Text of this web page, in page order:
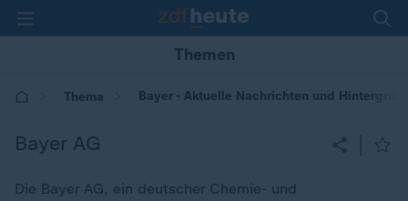
Themen
Thema Bayer - Aktuelle Nachrichten und
Bayer AG
Die Bayer AG, ein deutscher Chemie- und